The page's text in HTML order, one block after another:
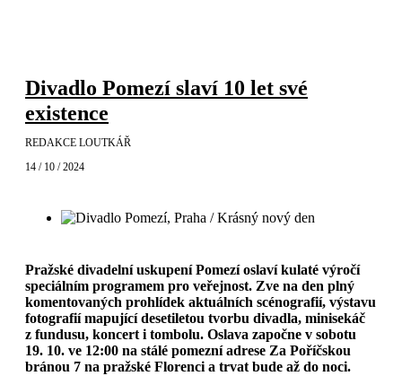
Divadlo Pomezí slaví 10 let své
existence
REDAKCE LOUTKÁŘ
14 / 10 / 2024
Pražské divadelní uskupení Pomezí oslaví kulaté výročí
speciálním programempro veřejnost. Zve na den plný
komentovaných prohlídek aktuálních scénografií, výstavu
fotografií mapující desetiletou tvorbu divadla, minisekáč
z fundusu, koncert i tombolu. Oslava započne v sobotu
19. 10. ve 12:00 na stálé pomezní adrese Za Poříčskou
bránou 7 na pražské Florenci a trvat bude až do noci.